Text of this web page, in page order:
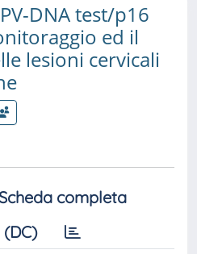
DNA test/p16
ed il
lesioni cervicali
completa